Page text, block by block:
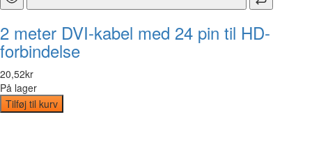
2 meter DVI-kabel med 24 pin til HD-
forbindelse
20,52kr
På lager
Tilføj til kurv